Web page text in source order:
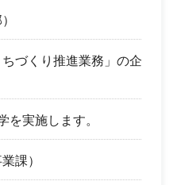
ちづくり推進業務」の企
を実施します。
課）